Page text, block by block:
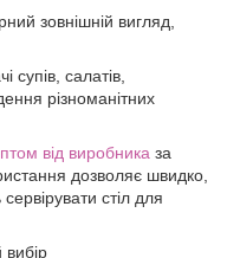
зовнішній вигляд,
супів, салатів,
різноманітних
від виробника за
дозволяє швидко,
стіл для
вибір